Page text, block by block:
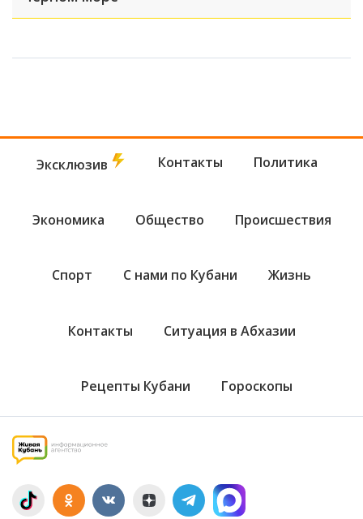
Эксклюзив Контакты Политика
Экономика Общество Происшествия
Спорт С нами по Кубани Жизнь
Контакты Ситуация в Абхазии
Рецепты Кубани Гороскопы